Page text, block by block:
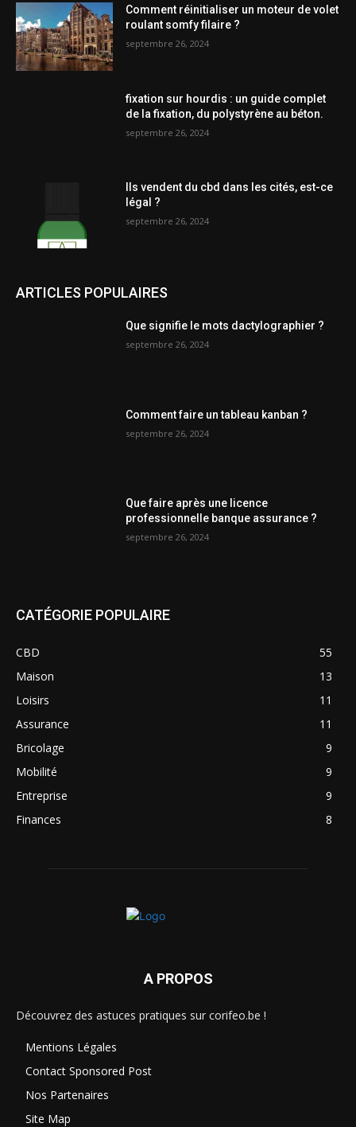
Comment réinitialiser un moteur de volet
roulant somfy filaire ?
septembre 26, 2024
fixation sur hourdis : un guide complet
de la fixation, du polystyrène au béton.
septembre 26, 2024
Ils vendent du cbd dans les cités, est-ce
légal ?
septembre 26, 2024
ARTICLES POPULAIRES
Que signifie le mots dactylographier ?
septembre 26, 2024
Comment faire un tableau kanban ?
septembre 26, 2024
Que faire après une licence
professionnelle banque assurance ?
septembre 26, 2024
CATÉGORIE POPULAIRE
CBD
55
Maison
13
Loisirs
11
Assurance
11
Bricolage
9
Mobilité
9
Entreprise
9
Finances
8
A PROPOS
Découvrez des astuces pratiques sur corifeo.be !
Mentions Légales
Contact Sponsored Post
Nos Partenaires
Site Map